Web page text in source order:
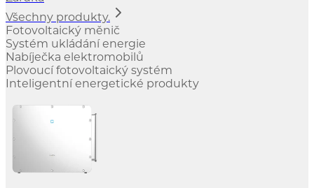
Všechny produkty.
Fotovoltaický měnič
Systém ukládání energie
Nabíječka elektromobilů
Plovoucí fotovoltaický systém
Inteligentní energetické produkty